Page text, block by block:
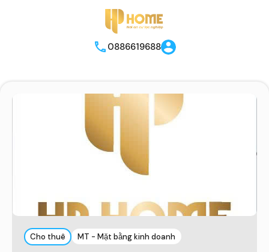
0886619688
Cho thuê MT - Mặt bằng kinh doanh